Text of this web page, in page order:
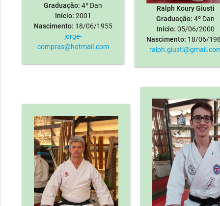
Graduação: 4º Dan
Início: 2001
Nascimento: 18/06/1955
jorge-
compras@hotmail.com
Ralph Koury Giusti
Graduação: 4º Dan
Início: 05/06/2000
Nascimento: 18/06/